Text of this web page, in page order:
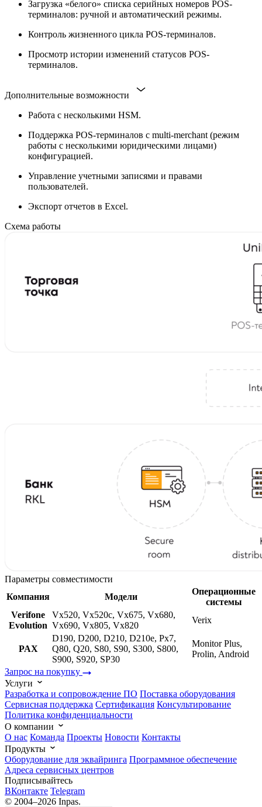
Загрузка «белого» списка серийных номеров POS-
терминалов: ручной и автоматический режимы.
Контроль жизненного цикла POS-терминалов.
Просмотр истории изменений статусов POS-
терминалов.
Дополнительные возможности
Работа с несколькими HSM.
Поддержка POS-терминалов c multi-merchant (режим
работы с несколькими юридическими лицами)
конфигурацией.
Управление учетными записями и правами
пользователей.
Экспорт отчетов в Excel.
Схема работы
Параметры совместимости
Компания
Модели
Операционные
системы
Verifone
Evolution
Vx520, Vx520с, Vx675, Vx680,
Vx690, Vx805, Vx820
Verix
PAX
D190, D200, D210, D210e, Px7,
Q80, Q20, S80, S90, S300, S800,
S900, S920, SP30
Monitor Plus,
Prolin, Android
Запрос на покупку
Услуги
Разработка и сопровождение ПО Поставка оборудования
Сервисная поддержка Cертификация Консультирование
Политика конфиденциальности
О компании
О нас Команда Проекты Новости Контакты
Продукты
Оборудование для эквайринга Программное обеспечение
Адреса сервисных центров
Подписывайтесь
ВКонтакте Telegram
© 2004–2026 Inpas.